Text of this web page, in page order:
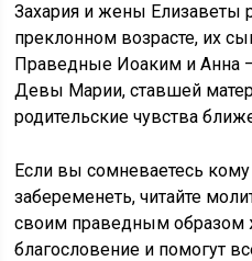
Захария и жены Елизаветы
преклонном возрасте, их
Праведные Иоаким и Анна
Девы Марии, ставшей
родительские чувства
Если вы сомневаетесь
забеременеть, читайте
своим праведным образом
благословение и помогут